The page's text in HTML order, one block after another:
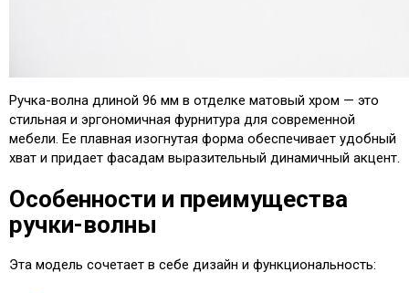
Ручка-волна длиной 96 мм в отделке матовый хром — это
стильная и эргономичная фурнитура для современной
мебели. Ее плавная изогнутая форма обеспечивает удобный
хват и придает фасадам выразительный динамичный акцент.
Особенности и преимущества
ручки-волны
Эта модель сочетает в себе дизайн и функциональность: